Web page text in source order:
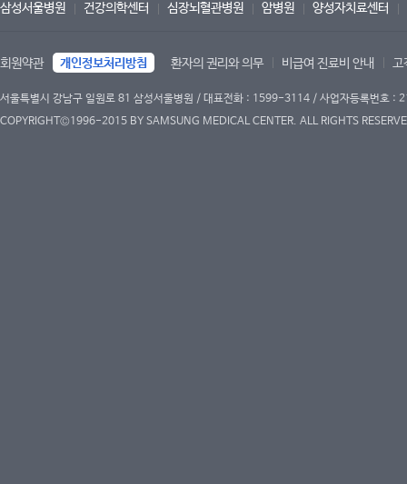
삼성서울병원 건강의학센터 심장뇌혈관병원 암병원 양성자치료센터
회원약관 개인정보처리방침 환자의 권리와 의무 비급여 진료비 안내 고
서울특별시 강남구 일원로 81 삼성서울병원 / 대표전화 : 1599-3114 / 사업자등록번호
COPYRIGHT©1996-2015 BY SAMSUNG MEDICAL CENTER. ALL RIGHTS